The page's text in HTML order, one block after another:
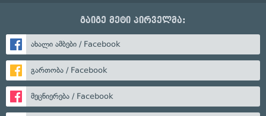
გაიგე მეტი პირველმა:
ახალი ამბები / Facebook
გართობა / Facebook
მეცნიერება / Facebook